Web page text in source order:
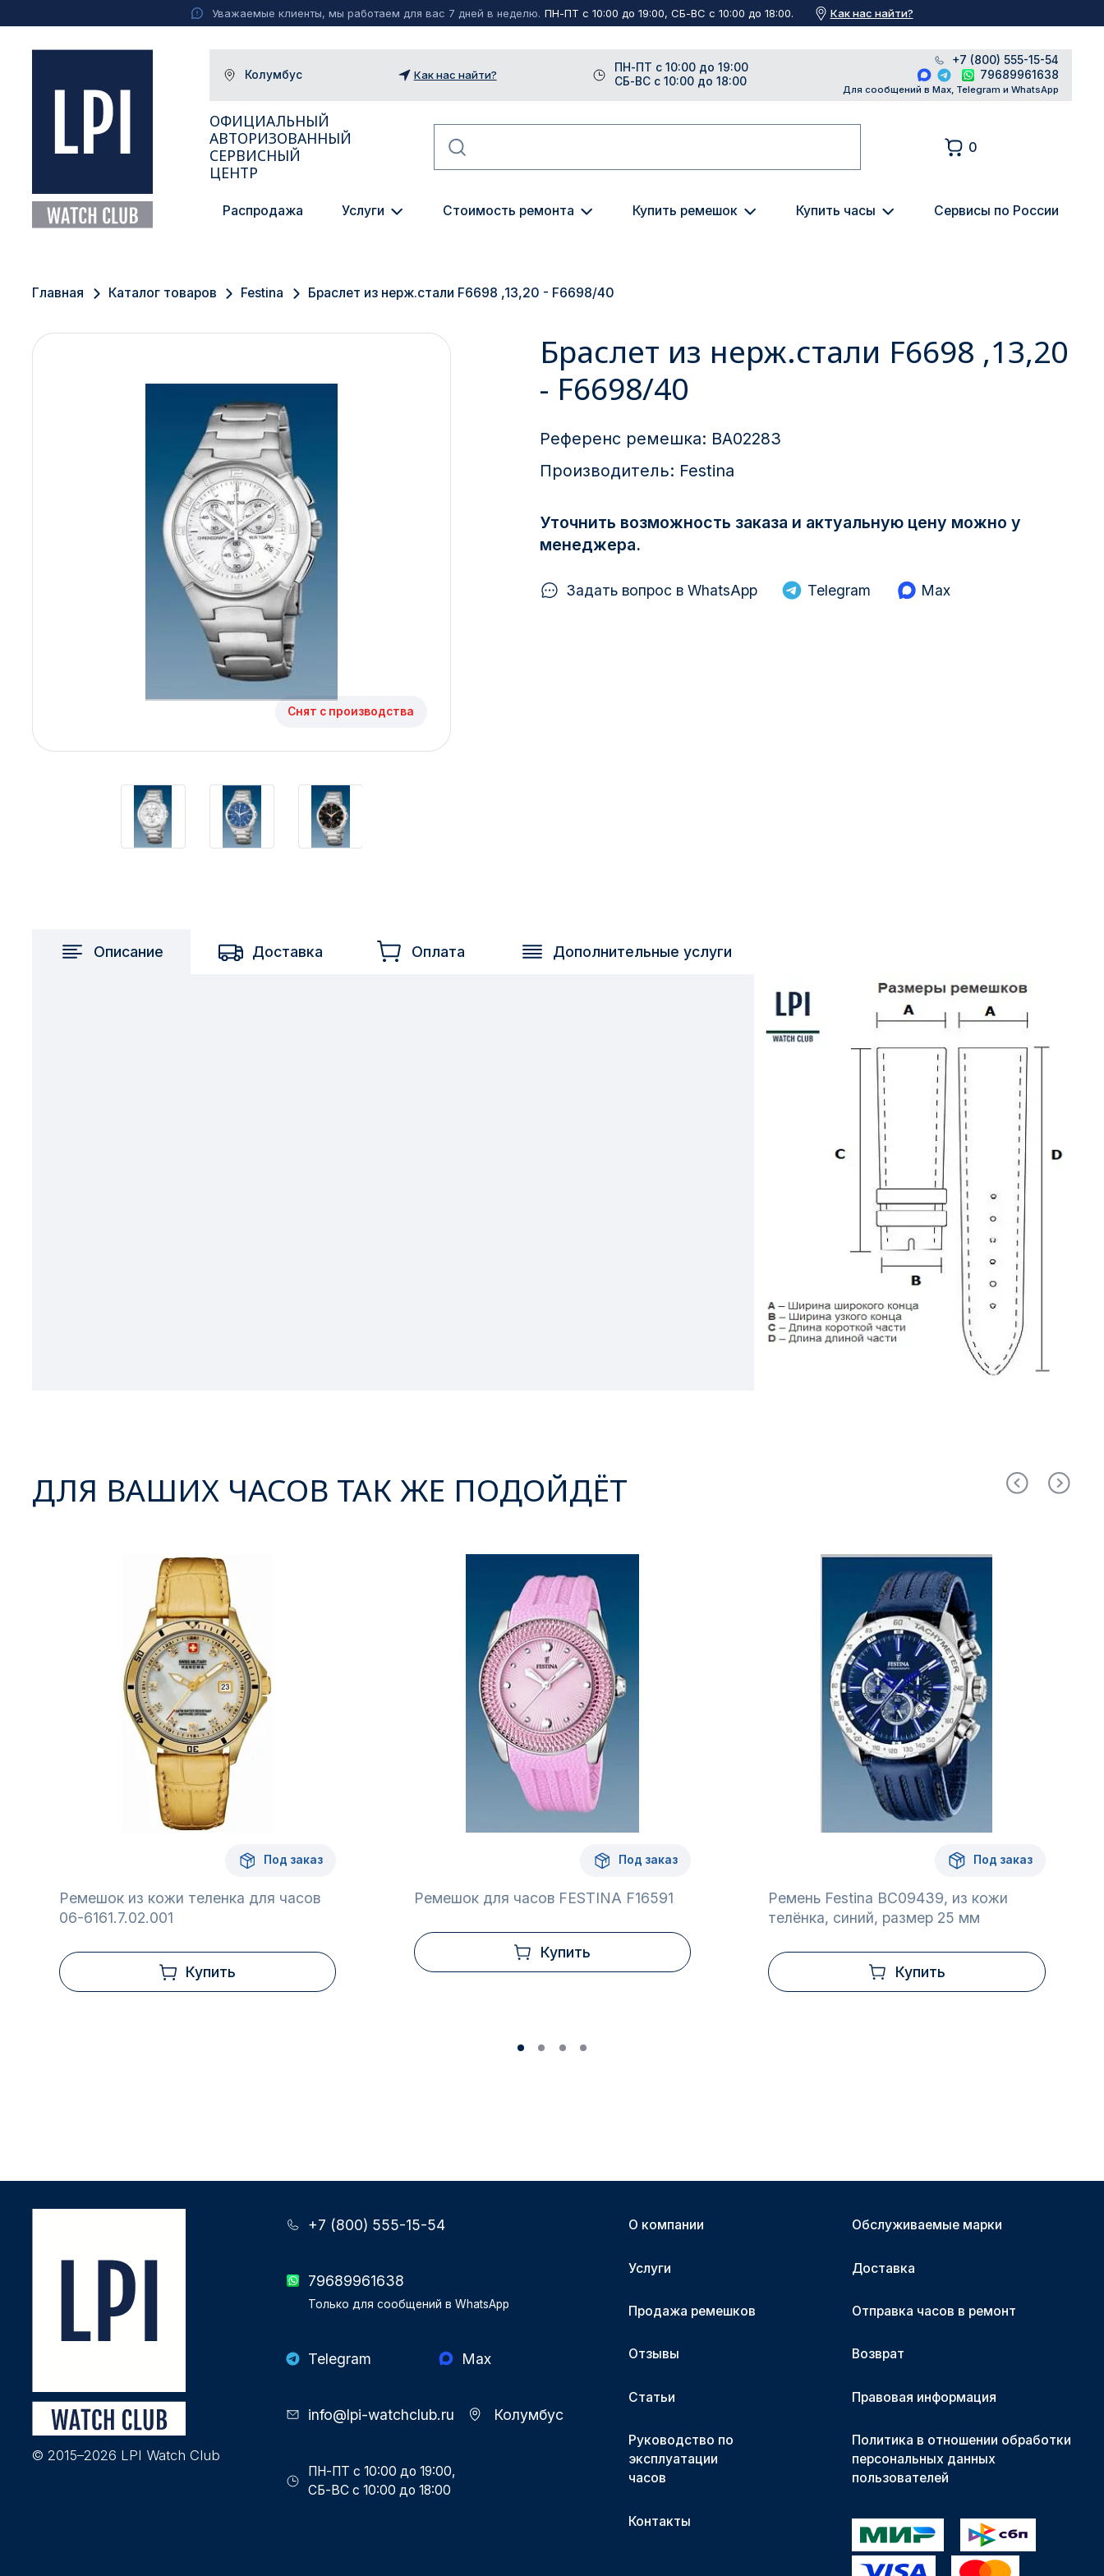
Уважаемые клиенты, мы работаем для вас 7 дней в неделю. ПН-ПТ с 10:00 до 19:00, СБ-ВС с 10:00 до 18:00. Как нас найти?
Колумбус
Санкт-Петербург
Новосибирск
Иркутск
Владивосток
Казань
Волгоград
Кемерово
Воронеж
Краснодар
Красноярск
1 Мая
1 Поселок
3-й Участок
4-й Участок
Как нас найти?
ПН-ПТ с 10:00 до 19:00
СБ-ВС с 10:00 до 18:00
+7 (800) 555-15-54
79689961638
Для сообщений в Max, Telegram и WhatsApp
ОФИЦИАЛЬНЫЙ
АВТОРИЗОВАННЫЙ
СЕРВИСНЫЙ
ЦЕНТР
0
Распродажа Услуги Стоимость ремонта Купить ремешок Купить часы Сервисы по России
Главная Каталог товаров Festina Браслет из нерж.стали F6698 ,13,20 - F6698/40
Снят с производства
Браслет из нерж.стали F6698 ,13,20
- F6698/40
Референс ремешка: BA02283
Производитель: Festina
Уточнить возможность заказа и актуальную цену можно у
менеджера.
Задать вопрос в WhatsApp Telegram Max
Описание Доставка Оплата Дополнительные услуги
ДЛЯ ВАШИХ ЧАСОВ ТАК ЖЕ ПОДОЙДЁТ
Под заказ
Ремешок из кожи теленка для часов
06-6161.7.02.001
Купить
Под заказ
Ремешок для часов FESTINA F16591
Купить
Под заказ
Ремень Festina BC09439, из кожи
телёнка, синий, размер 25 мм
Купить
‹
© 2015–2026 LPI Watch Club
+7 (800) 555-15-54
79689961638
Только для сообщений в WhatsApp
Telegram Max
info@lpi-watchclub.ru Колумбус
ПН-ПТ с 10:00 до 19:00,
СБ-ВС с 10:00 до 18:00
О компании
Услуги
Продажа ремешков
Отзывы
Статьи
Руководство по
эксплуатации
часов
Контакты
Обслуживаемые марки
Доставка
Отправка часов в ремонт
Возврат
Правовая информация
Политика в отношении обработки
персональных данных
пользователей